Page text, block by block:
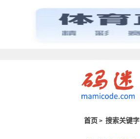
首页 > 搜索关键